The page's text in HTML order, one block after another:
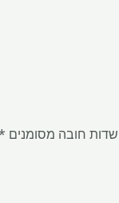
שדות חובה מסומנים